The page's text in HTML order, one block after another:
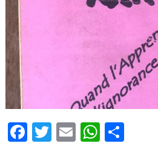
F T E W